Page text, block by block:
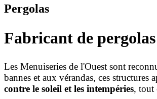
Pergolas
Fabricant de
Les Menuiseries de l'Ouest sont
bannes et aux vérandas, ces structures
contre le soleil et les intempéries, tout